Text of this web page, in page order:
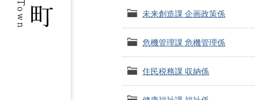
未来創造課 企画政策係
危機管理課 危機管理係
住民税務課 収納係